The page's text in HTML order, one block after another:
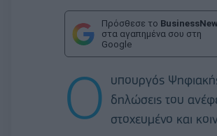
Πρόσθεσε το
στα αγαπημένα σου στη
Google
O υπουργός
δηλώσεις του
στοχευμένο και